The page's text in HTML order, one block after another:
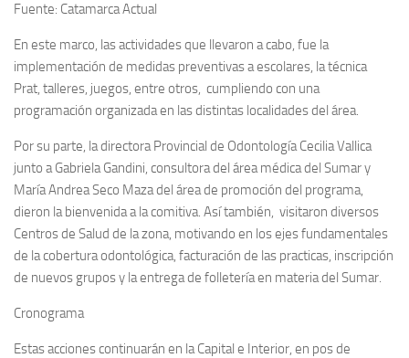
Fuente: Catamarca Actual
En este marco, las actividades que llevaron a cabo, fue la
implementación de medidas preventivas a escolares, la técnica
Prat, talleres, juegos, entre otros, cumpliendo con una
programación organizada en las distintas localidades del área.
Por su parte, la directora Provincial de Odontología Cecilia Vallica
junto a Gabriela Gandini, consultora del área médica del Sumar y
María Andrea Seco Maza del área de promoción del programa,
dieron la bienvenida a la comitiva. Así también, visitaron diversos
Centros de Salud de la zona, motivando en los ejes fundamentales
de la cobertura odontológica, facturación de las practicas, inscripción
de nuevos grupos y la entrega de folletería en materia del Sumar.
Cronograma
Estas acciones continuarán en la Capital e Interior, en pos de